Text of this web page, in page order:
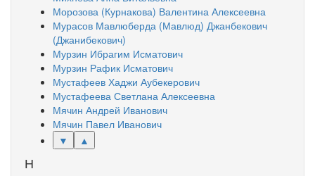
Морозова (Курнакова) Валентина Алексеевна
Мурасов Мавлюберда (Мавлюд) Джанбекович
(Джанибекович)
Мурзин Ибрагим Исматович
Мурзин Рафик Исматович
Мустафеев Хаджи Аубекерович
Мустафеева Светлана Алексеевна
Мячин Андрей Иванович
Мячин Павел Иванович
▼
▲
Н